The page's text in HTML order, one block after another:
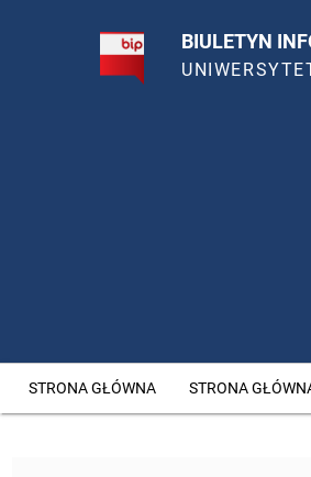
BIULETYN
STRONA GŁÓWNA STRONA